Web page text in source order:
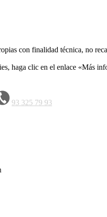
con finalidad técnica, no
haga clic en el enlace «Más
93 325 79 93